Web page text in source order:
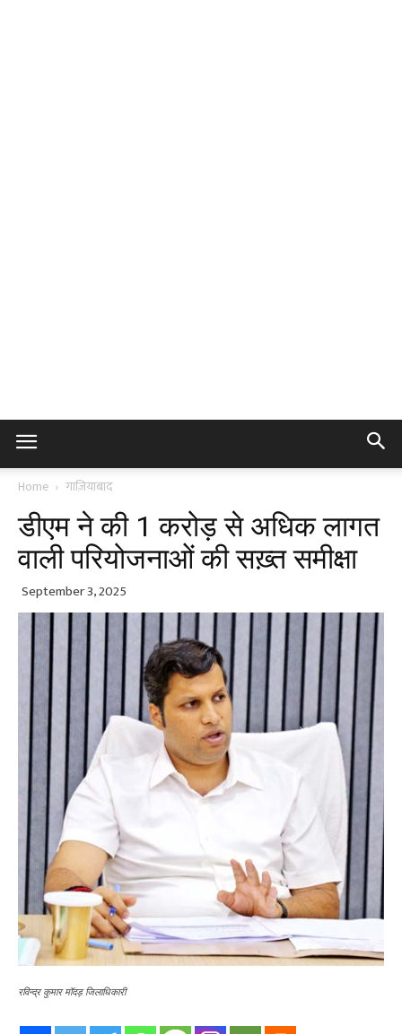
Home गाज़ियाबाद
डीएम ने की 1 करोड़ से अधिक लागत
वाली परियोजनाओं की सख़्त समीक्षा
September 3, 2025
रविन्द्र कुमार मॉदड़ जिलाधिकारी